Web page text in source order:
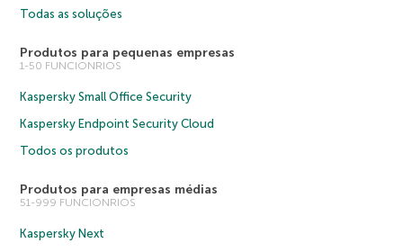
Todas as soluções
Produtos para pequenas empresas
1-50 FUNCIONRIOS
Kaspersky Small Office Security
Kaspersky Endpoint Security Cloud
Todos os produtos
Produtos para empresas médias
51-999 FUNCIONRIOS
Kaspersky Next